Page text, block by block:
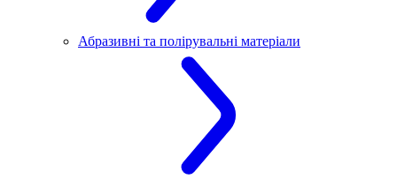
Абразивні та полірувальні матеріали